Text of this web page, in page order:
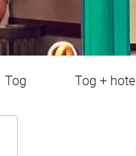
Tog Tog +